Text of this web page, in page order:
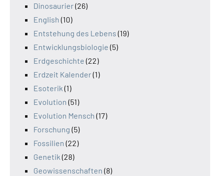
Dinosaurier(26)
English (10)
Entstehung des Lebens (19)
Entwicklungsbiologie (5)
Erdgeschichte (22)
Erdzeit Kalender(1)
Esoterik (1)
Evolution (51)
Evolution Mensch (17)
Forschung (5)
Fossilien (22)
Genetik (28)
Geowissenschaften (8)